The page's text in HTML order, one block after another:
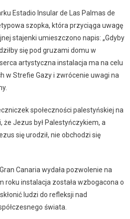
Estadio Insular de Las Palmas de
szopka, która przyciąga uwagę
stajenki umieszczono napis: „Gdyby
się pod gruzami domu w
artystyczna instalacja ma na celu
w Strefie Gazy i zwrócenie uwagi na
społeczności palestyńskiej na
że Jezus był Palestyńczykiem, a
się urodził, nie obchodzi się
Canaria wydała pozwolenie na
roku instalacja została wzbogacona o
ludzi do refleksji nad
świata.